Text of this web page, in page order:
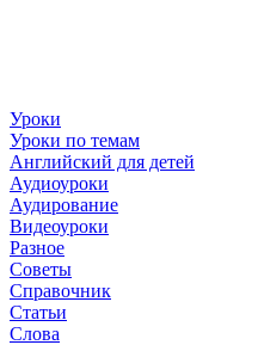
Уроки
Уроки по темам
Английский для детей
Аудиоуроки
Аудирование
Видеоуроки
Разное
Советы
Справочник
Статьи
Слова